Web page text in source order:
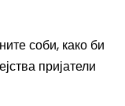
соби, како би
пријатели